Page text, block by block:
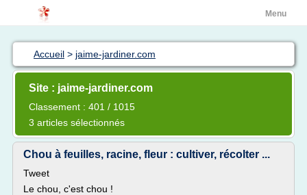
Menu
Accueil > jaime-jardiner.com
Site : jaime-jardiner.com
Classement : 401 / 1015
3 articles sélectionnés
Chou à feuilles, racine, fleur : cultiver, récolter ...
Tweet
Le chou, c'est chou !